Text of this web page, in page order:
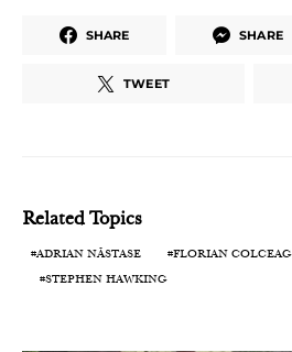
SHARE SHARE
TWEET
Related Topics
ADRIAN NĂSTASE FLORIAN COLCEAG
STEPHEN HAWKING